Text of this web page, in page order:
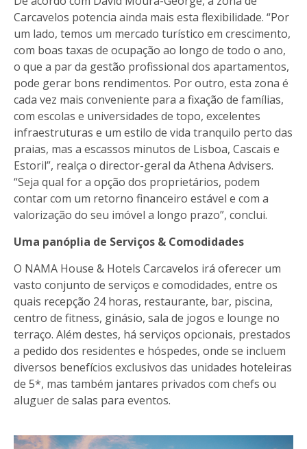
Carcavelos potencia ainda mais esta flexibilidade. “Por
um lado, temos um mercado turístico em crescimento,
com boas taxas de ocupação ao longo de todo o ano,
o que a par da gestão profissional dos apartamentos,
pode gerar bons rendimentos. Por outro, esta zona é
cada vez mais conveniente para a fixação de famílias,
com escolas e universidades de topo, excelentes
infraestruturas e um estilo de vida tranquilo perto das
praias, mas a escassos minutos de Lisboa, Cascais e
Estoril”, realça o director-geral da Athena Advisers.
“Seja qual for a opção dos proprietários, podem
contar com um retorno financeiro estável e com a
valorização do seu imóvel a longo prazo”, conclui.
Uma panóplia de Serviços & Comodidades
O NAMA House & Hotels Carcavelos irá oferecer um
vasto conjunto de serviços e comodidades, entre os
quais recepção 24 horas, restaurante, bar, piscina,
centro de fitness, ginásio, sala de jogos e lounge no
terraço. Além destes, há serviços opcionais, prestados
a pedido dos residentes e hóspedes, onde se incluem
diversos benefícios exclusivos das unidades hoteleiras
de 5*, mas também jantares privados com chefs ou
aluguer de salas para eventos.